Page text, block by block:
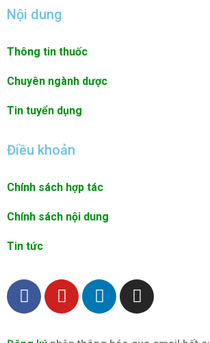
Nội dung
Thông tin thuốc
Chuyên ngành dược
Tin tuyển dụng
Điều khoản
Chính sách hợp tác
Chính sách nội dung
Tin tức
F
a
e
Y
o
t
L
i
k
I
n
t